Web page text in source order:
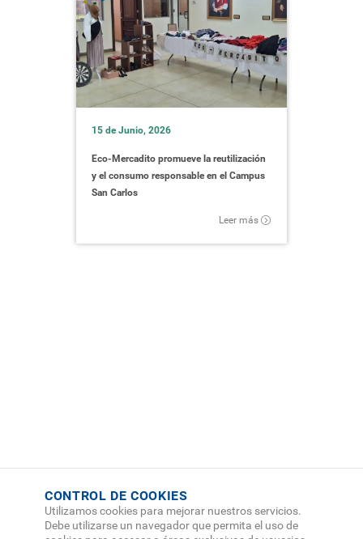
15 de Junio, 2026
Eco-Mercadito promueve la reutilización
y el consumo responsable en el Campus
San Carlos
Leer más
CONTROL DE COOKIES
Utilizamos cookies para mejorar nuestros servicios.
Debe utilizarse un navegador que permita el uso de